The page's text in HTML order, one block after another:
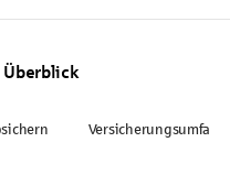
Versicherungsumfang